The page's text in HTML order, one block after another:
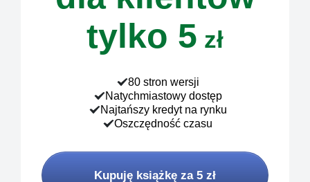
tylko 5 zł
80 stron wersji
Natychmiastowy dostęp
Najtańszy kredyt na rynku
Oszczędność czasu
Kupuję książkę za 5 zł